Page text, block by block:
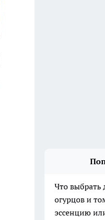
Что выбрать
огурцов и
эссенцию